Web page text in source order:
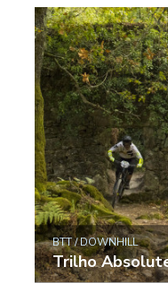
BTT / DOWNHILL
Trilho